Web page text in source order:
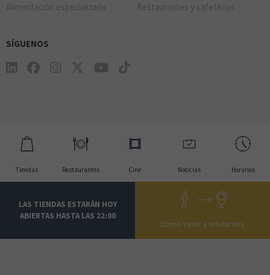
Alimentación especializada
Restaurantes y cafeterías
SÍGUENOS
Tiendas Restaurantes Cine Noticias Horarios
LAS TIENDAS ESTARÁN HOY
ABIERTAS HASTA LAS 22:00
Cómo venir a visitarnos